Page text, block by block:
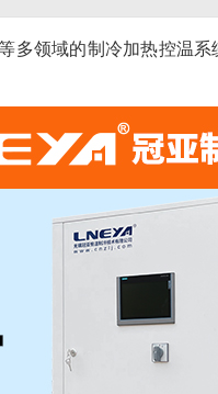
多领域的制冷加热控温